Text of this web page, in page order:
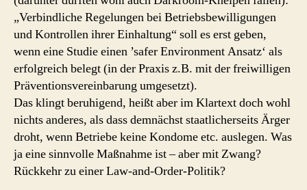
„Verbindliche Regelungen bei Betriebsbewilligungen
und Kontrollen ihrer Einhaltung“ soll es erst geben,
wenn eine Studie einen ’safer Environment Ansatz‘ als
erfolgreich belegt (in der Praxis z.B. mit der freiwilligen
Präventionsvereinbarung umgesetzt).
Das klingt beruhigend, heißt aber im Klartext doch wohl
nichts anderes, als dass demnächst staatlicherseits Ärger
droht, wenn Betriebe keine Kondome etc. auslegen. Was
ja eine sinnvolle Maßnahme ist – aber mit Zwang?
Rückkehr zu einer Law-and-Order-Politik?